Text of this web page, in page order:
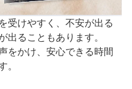
受けやすく、不安が出る
出ることもあります。
をかけ、安心できる時間
。